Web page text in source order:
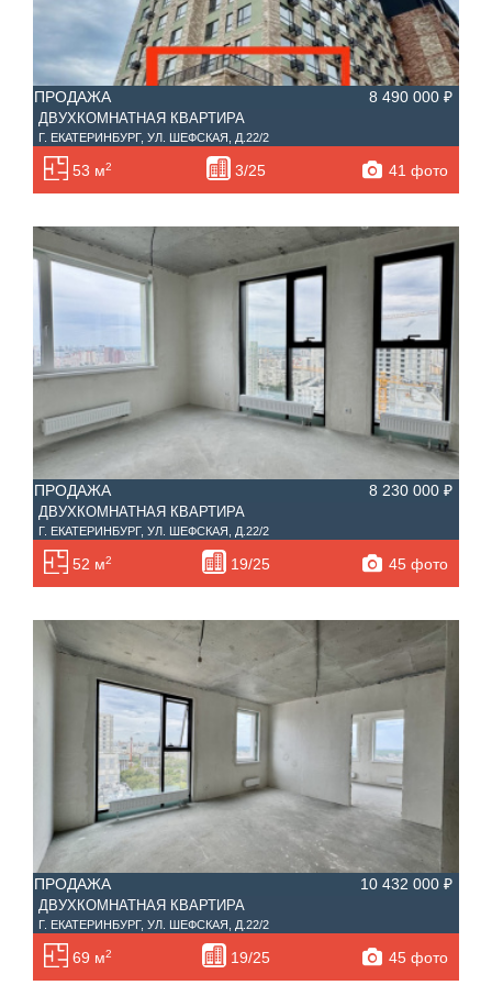
ПРОДАЖА 8 490 000 ₽
ДВУХКОМНАТНАЯ КВАРТИРА
Г. ЕКАТЕРИНБУРГ, УЛ. ШЕФСКАЯ, Д.22/2
53 м2 3/25 41 фото
ПРОДАЖА 8 230 000 ₽
ДВУХКОМНАТНАЯ КВАРТИРА
Г. ЕКАТЕРИНБУРГ, УЛ. ШЕФСКАЯ, Д.22/2
52 м2 19/25 45 фото
ПРОДАЖА 10 432 000 ₽
ДВУХКОМНАТНАЯ КВАРТИРА
Г. ЕКАТЕРИНБУРГ, УЛ. ШЕФСКАЯ, Д.22/2
69 м2 19/25 45 фото